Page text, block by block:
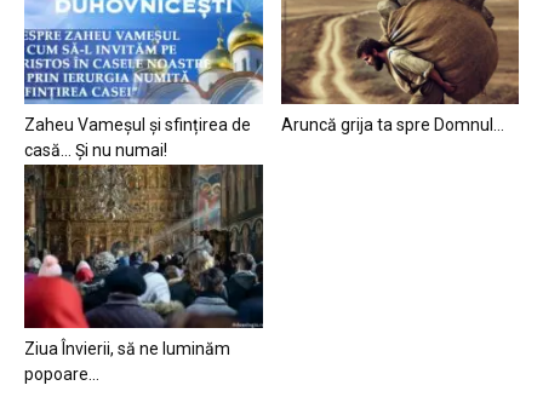
Zaheu Vameșul și sfințirea de
casă… Și nu numai!
Aruncă grija ta spre Domnul…
Ziua Învierii, să ne luminăm
popoare…